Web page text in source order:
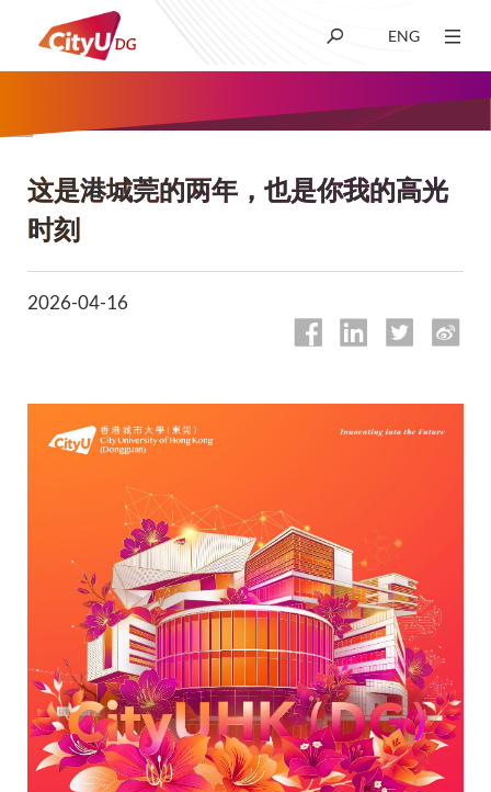
ENG
学术
招生
科研
新闻及媒体
图书馆
快速链接
面
包
屑
这是港城莞的两年，也是你我的高光
时刻
2026-04-16